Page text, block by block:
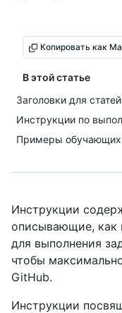
Копировать как
В этой статье
Заголовки для
Инструкции по
Примеры обучающих
Инструкции
описывающие, как
для выполнения
чтобы
GitHub.
Инструкции